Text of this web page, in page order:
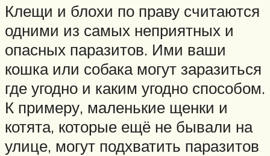
Клещи и блохи по праву считаются
одними из самых неприятных и
опасных паразитов. Ими ваши
кошка или собака могут заразиться
где угодно и каким угодно способом.
К примеру, маленькие щенки и
котята, которые ещё не бывали на
улице, могут подхватить паразитов